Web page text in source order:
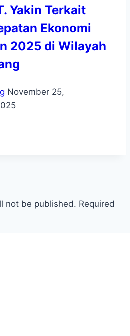
Yakin Terkait
Ekonomi
2025 di Wilayah
November 25,
not be published. Required